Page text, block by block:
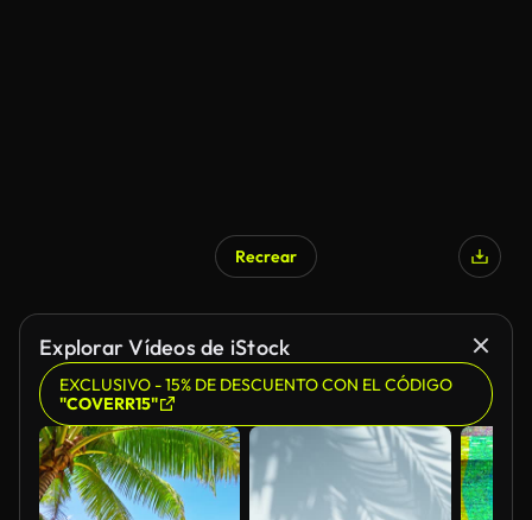
Recrear
Explorar Vídeos de iStock
EXCLUSIVO - 15% DE DESCUENTO CON EL CÓDIGO
"COVERR15"